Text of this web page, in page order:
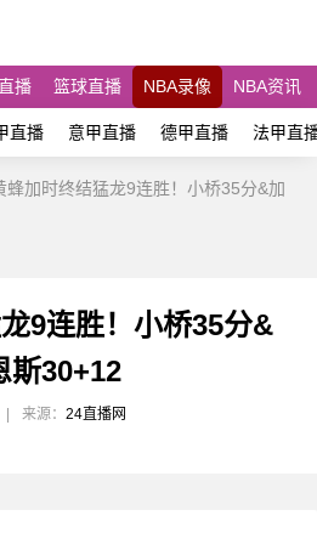
播 篮球直播 NBA录像 NBA资讯
直播 意甲直播 德甲直播 法甲直
蜂加时终结猛龙9连胜！小桥35分&加
9连胜！小桥35分&
斯30+12
来源： 24直播网